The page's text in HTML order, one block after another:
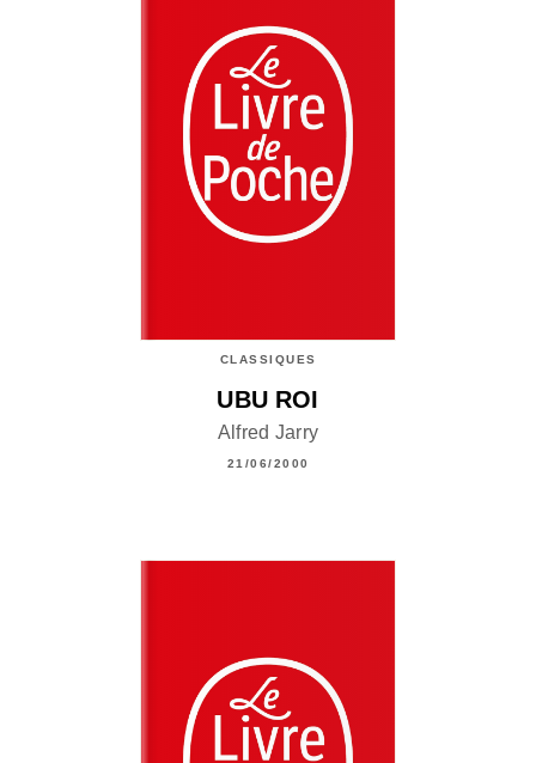
CLASSIQUES
UBU ROI
Alfred Jarry
21/06/2000